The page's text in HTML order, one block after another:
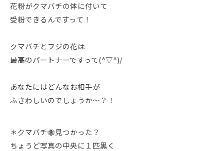
花粉がクマバチの体に付いて
受粉できるんですって！
クマバチとフジの花は
最高のパートナーですって(^▽^)/
あなたにはどんなお相手が
ふさわしいのでしょうか～？！
＊クマバチ🐝見つかった？
ちょうど写真の中央に１匹黒く